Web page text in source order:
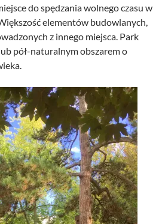
do spędzania wolnego czasu w
elementów budowlanych,
z innego miejsca. Park
pół-naturalnym obszarem o